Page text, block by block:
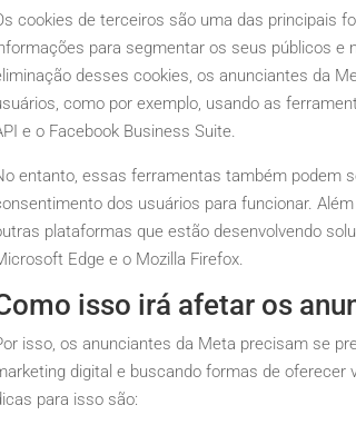
cookies de terceiros são uma das principais
para segmentar os seus públicos e
desses cookies, os anunciantes da
como por exemplo, usando as
e o Facebook Business Suite.
entanto, essas ferramentas também podem
dos usuários para funcionar.
plataformas que estão desenvolvendo
Edge e o Mozilla Firefox.
isso irá afetar os
isso, os anunciantes da Meta precisam se
digital e buscando formas de
para isso são: